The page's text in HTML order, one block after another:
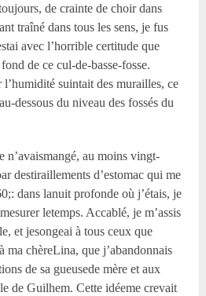
de crainte de choir dans
traîné dans tous les sens, je fus
avec l’horrible certitude que
de ce cul-de-basse-fosse.
suintait des murailles, ce
dessous du niveau des fossés du
n’avaismangé, au moins vingt-
destiraillements d’estomac qui me
dans lanuit profonde où j’étais, je
letemps. Accablé, je m’assis
et jesongeai à tous ceux que
ma chèreLina, que j’abandonnais
de sa gueusede mère et aux
de Guilhem. Cette idéeme crevait